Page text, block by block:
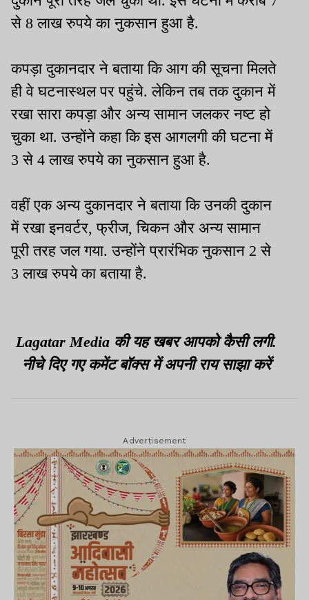
से 8 लाख रुपये का नुकसान हुआ है.
कपड़ा दुकानदार ने बताया कि आग की सूचना मिलते
ही वे घटनास्थल पर पहुंचे. लेकिन तब तक दुकान में
रखा सारा कपड़ा और अन्य सामान जलकर नष्ट हो
चुका था. उन्होंने कहा कि इस आगलगी की घटना में
3 से 4 लाख रुपये का नुकसान हुआ है.
वहीं एक अन्य दुकानदार ने बताया कि उनकी दुकान
में रखा इनवर्टर, फ्रीज, चिकन और अन्य सामान
पूरी तरह जल गया. उन्होंने प्रारंभिक नुकसान 2 से
3 लाख रुपये का बताया है.
Lagatar Media की यह खबर आपको कैसी लगी.
नीचे दिए गए कमेंट बॉक्स में अपनी राय साझा करें
Advertisement